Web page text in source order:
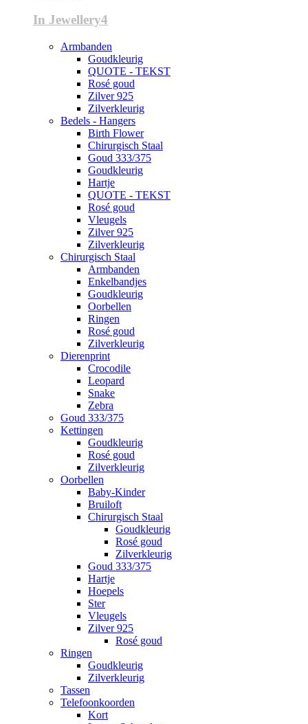
In Jewellery4
Armbanden
Goudkleurig
QUOTE - TEKST
Rosé goud
Zilver 925
Zilverkleurig
Bedels - Hangers
Birth Flower
Chirurgisch Staal
Goud 333/375
Goudkleurig
Hartje
QUOTE - TEKST
Rosé goud
Vleugels
Zilver 925
Zilverkleurig
Chirurgisch Staal
Armbanden
Enkelbandjes
Goudkleurig
Oorbellen
Ringen
Rosé goud
Zilverkleurig
Dierenprint
Crocodile
Leopard
Snake
Zebra
Goud 333/375
Kettingen
Goudkleurig
Rosé goud
Zilverkleurig
Oorbellen
Baby-Kinder
Bruiloft
Chirurgisch Staal
Goudkleurig
Rosé goud
Zilverkleurig
Goud 333/375
Hartje
Hoepels
Ster
Vleugels
Zilver 925
Rosé goud
Ringen
Goudkleurig
Zilverkleurig
Tassen
Telefoonkoorden
Kort